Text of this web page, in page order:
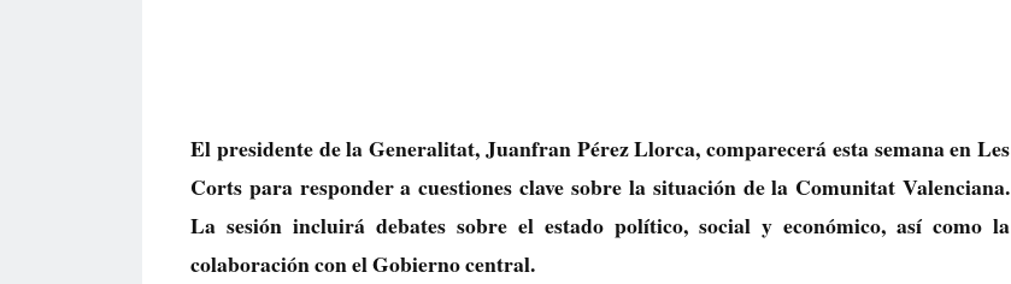
El presidente de la Generalitat, Juanfran Pérez Llorca, comparecerá esta semana en Les
Corts para responder a cuestiones clave sobre la situación de la Comunitat Valenciana.
La sesión incluirá debates sobre el estado político, social y económico, así como la
colaboración con el Gobierno central.